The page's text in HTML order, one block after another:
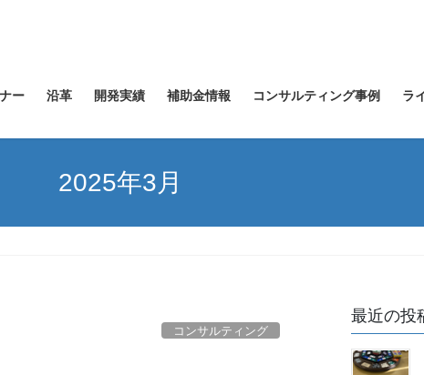
ー 沿革 開発実績 補助金情報 コンサルティング事例 ラ
2025年3月
コンサルティング
最近の投